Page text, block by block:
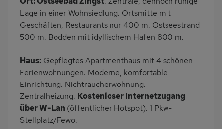
PKW-Parkplatz
Dusche
Dusche/WC
Küche
Herd (4 Kochfelder)
Geschirrspülmaschine
Babybett
Kinderhochstuhl
Nichtraucher
Haustiere/Hund
verboten
Wb/WC
Internet
Lage in einer Wohnsiedlung. Ortsmitte mit
Geschäften, Restaurants nur 400 m. Ostseestrand
500 m. Bodden mit idyllischem Hafen 800 m.
Haus: Gepflegtes Apartmenthaus mit 4 schönen
Ferienwohnungen. Moderne, komfortable
Einrichtung. Nichtraucherwohnung.
Zentralheizung. Kostenloser Internetzugang
über W-Lan (öffentlicher Hotspot). 1 Pkw-
Stellplatz/Fewo.